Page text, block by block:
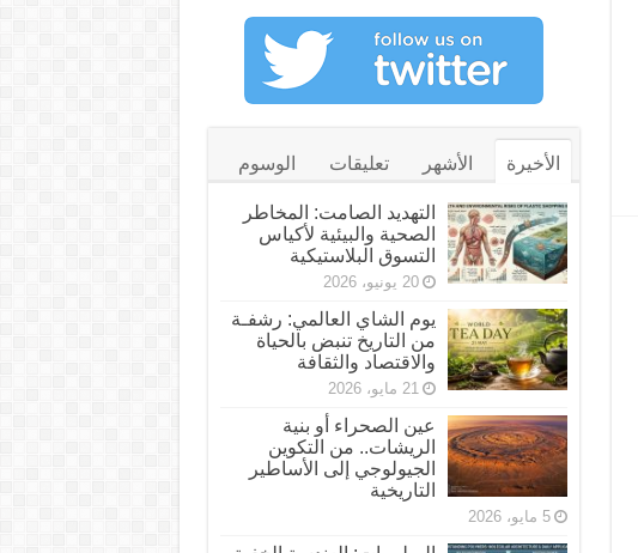
الأخيرة الأشهر تعليقات الوسوم
التهديد الصامت: المخاطر
الصحية والبيئية لأكياس
التسوق البلاستيكية
20 يونيو، 2026
يوم الشاي العالمي: رشفـة
من التاريخ تنبض بالحياة
والاقتصاد والثقافة
21 مايو، 2026
عين الصحراء أو بنية
الريشات.. من التكوين
الجيولوجي إلى الأساطير
التاريخية
5 مايو، 2026